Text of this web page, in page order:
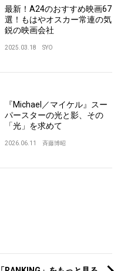
最新！A24のおすすめ映画67
選！もはやオスカー常連の気
鋭の映画会社
2025.03.18 SYO
『Michael／マイケル』スー
パースターの光と影、その
「光」を求めて
2026.06.11 斉藤博昭